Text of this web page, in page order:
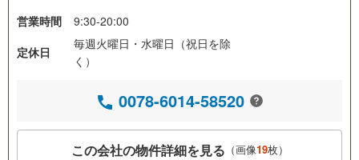
営業時間
9:30-20:00
定休日
毎週火曜日・水曜日（祝日を除
く）
0078-6014-58520
この会社の物件詳細を見る （画像19枚）